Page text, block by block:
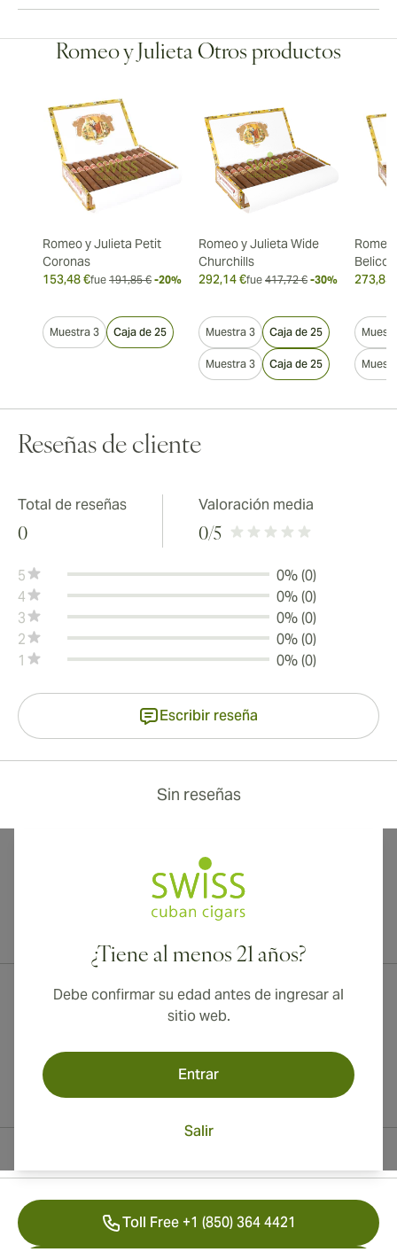
Romeo y Julieta Otros productos
Romeo y Julieta Petit
Coronas
153,48 €fue 191,85 € -20%
Muestra 3 Caja de 25
Romeo y Julieta Wide
Churchills
292,14 €fue 417,72 € -30%
Muestra 3 Caja de 25
Muestra 3 Caja de 25
273,83
Reseñas de cliente
Total de reseñas
0
Valoración media
0/5
5
0% (0)
4
0% (0)
3
0% (0)
2
0% (0)
1
0% (0)
Escribir reseña
Sin reseñas
¿Tiene al menos 21 años?
Debe confirmar su edad antes de ingresar al
sitio web.
Entrar
Salir
Toll Free +1 (850) 364 4421